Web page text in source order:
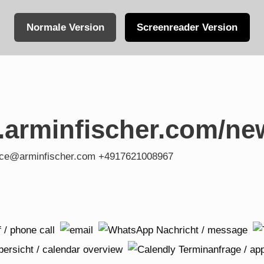
Normale Version Screenreader Version
+4917621008967